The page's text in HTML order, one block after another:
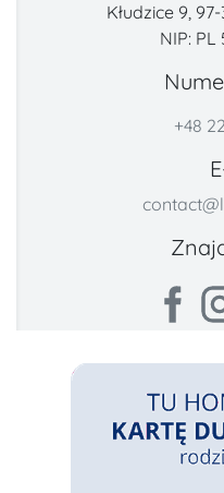
Kłudzice 9,
NIP: PL
+48